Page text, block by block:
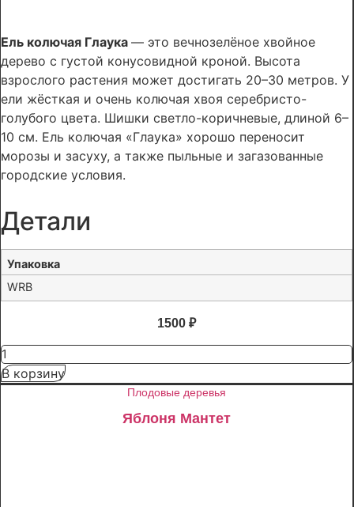
Ель колючая Глаука — это вечнозелёное хвойное
дерево с густой конусовидной кроной. Высота
взрослого растения может достигать 20–30 метров. У
ели жёсткая и очень колючая хвоя серебристо-
голубого цвета. Шишки светло-коричневые, длиной 6–
10 см. Ель колючая «Глаука» хорошо переносит
морозы и засуху, а также пыльные и загазованные
городские условия.
Детали
Упаковка
WRB
1500 ₽
Количество
товара
Ель
колючая
В корзину
Плодовые деревья
Яблоня Мантет